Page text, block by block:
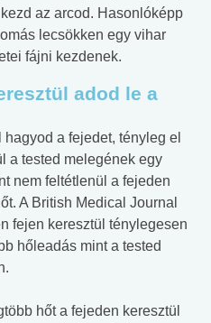
az arcod. Hasonlóképp
lecsökken egy vihar
fájni kezdenek.
adod le a
a fejedet, tényleg el
a tested melegének egy
nem feltétlenül a fejeden
A British Medical Journal
fejen keresztül ténylegesen
hőleadás mint a tested
hőt a fejeden keresztül